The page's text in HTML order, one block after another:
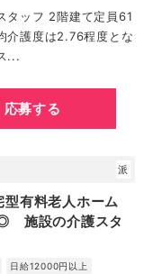
タッフ 2階建て定員61
介護度は2.76程度とな
...
応募する
派
有料老人ホーム
施設の介護スタ
日給12000円以上